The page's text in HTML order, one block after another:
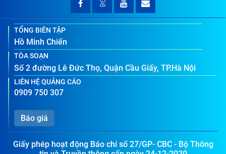
TỔNG BIÊN TẬP
Hồ Minh Chiến
TÒA SOẠN
Số 2 đường Lê Đức Thọ, Quận Cầu Giấy, TP.Hà Nội
LIÊN HỆ QUẢNG CÁO
0909 750 307
Báo giá
Giấy phép hoạt động Báo chí số 27/GP- CBC - Bộ Thông